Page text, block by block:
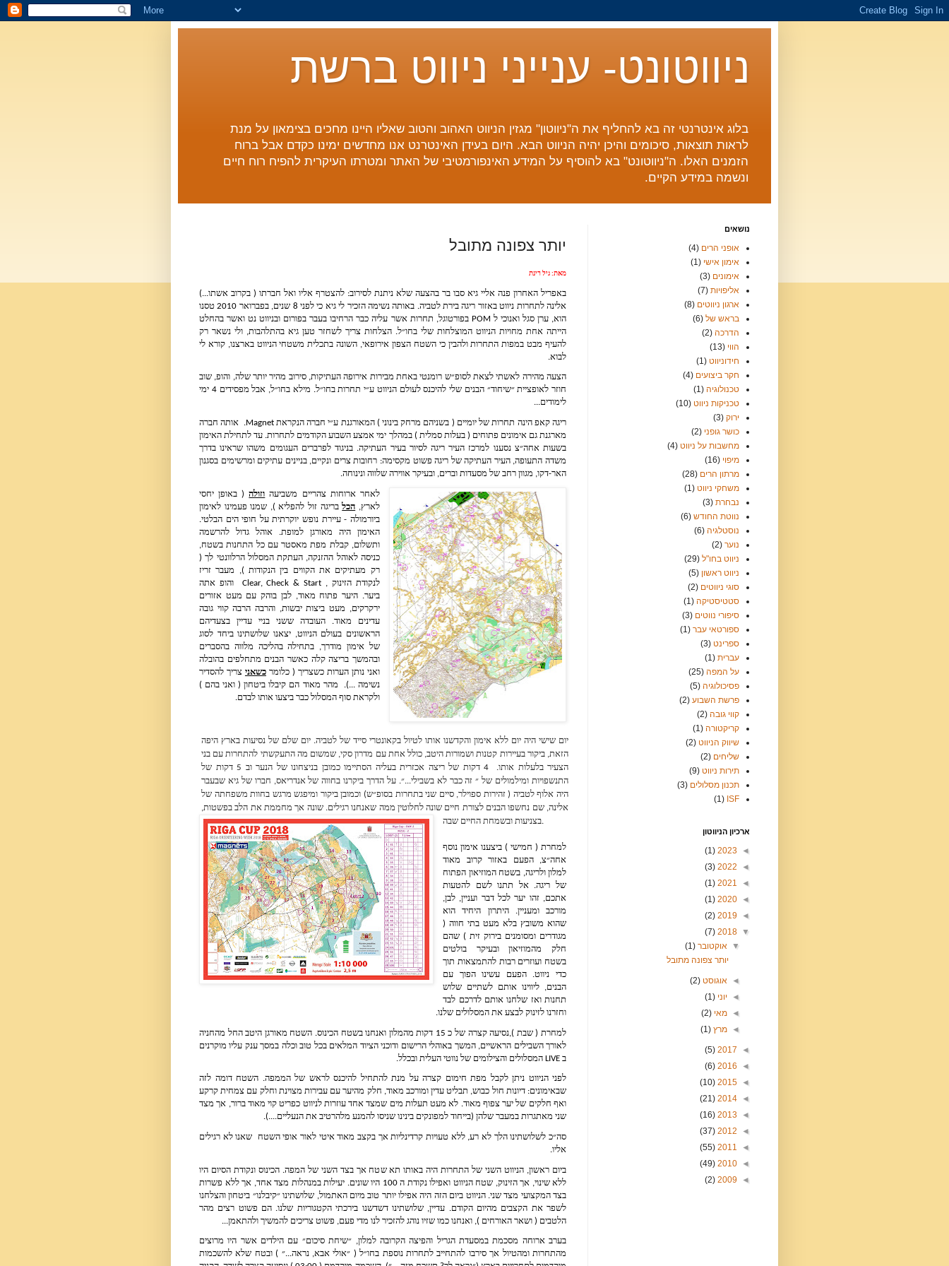
ניווטונט- ענייני ניווט ברשת
בלוג אינטרנטי זה בא להחליף את ה"ניווטון" מגזין הניווט האהוב והטוב שאליו היינו מחכים בצימאון על מנת
לראות תוצאות, סיכומים והיכן יהיה הניווט הבא. היום בעידן האינטרנט אנו מחדשים ימינו כקדם אבל ברוח
הזמנים האלו. ה"ניווטונט" בא להוסיף על המידע האינפורמטיבי של האתר ומטרתו העיקרית להפיח רוח חיים
ונשמה במידע הקיים.
יותר צפונה מתובל
מאת: גיל רינת
לבוא.
לימודים...
האר-דקו, מגוון רחב של מסעדות וברים, ובעיקר אווירה שלווה ונינוחה.
לאחר ארוחות צהריים משביעה וזולה
לארץ, הכל
ואני נותן הערות כשצריך ( כלומר כשאני
ולקראת סוף המסלול כבר ביצעו אותו לבדם.
בצניעות ובשמחת החיים שבה.
למחרת ( חמישי ) ביצענו אימון נוסף
אחה״צ, הפעם באזור קרוב מאוד
של ריגה. אל תתנו לשם להטעות
מורכב ומעניין. היתרון היחיד הוא
שהוא משובץ בלא מעט בתי חווה (
בשטח ועוזרים רבות להתמצאות תוך
הבנים, ליווינו אותם לשתיים שלוש
תחנות ואז שלחנו אותם לדרכם לבד
וחזרנו לזינוק לבצע את המסלולים שלנו.
ב LIVE המסלולים והצילומים של נווטי העלית ובכלל.
שני מאתגרות במעבר שלהן (בייחוד למפונקים בינינו שניסו להמנע מלהרטיב את הנעליים....).
אליו.
הלטבים ( ושאר האורחים ), ואנחנו כמו שזיו נוהג להזכיר לנו מדי פעם, פשוט צריכים להמשיך ולהתאמן...
נושאים
אופני הרים (4)
אימון אישי (1)
אימונים (3)
אליפויות (7)
ארגון ניווטים (8)
בראש של (6)
הדרכה (2)
הווי (13)
חידוניווט (1)
חקר ביצועים (4)
טכנולוגיה (1)
טכניקות ניווט (10)
ירוק (3)
כושר גופני (2)
מחשבות על ניווט (4)
מיפוי (16)
מרתון הרים (28)
משחקי ניווט (1)
נבחרת (3)
נווטת החודש (6)
נוסטלגיה (6)
נוער (2)
ניווט בחו"ל (29)
ניווט ראשון (5)
סוגי ניווטים (2)
סטטיסטיקה (1)
סיפורי נווטים (3)
ספורטאי עבר (1)
ספרינט (3)
עברית (1)
על המפה (25)
פסיכולוגיה (5)
פרשת השבוע (2)
קווי גובה (2)
קריקטורה (1)
שיווק הניווט (2)
שליחים (2)
תירות ניווט (9)
תכנון מסלולים (3)
ISF
(1)
ארכיון הניווטון
◄
2023
(1)
◄
2022
(3)
◄
2021
(1)
◄
2020
(1)
◄
2019
(2)
▼
2018
(7)
▼ אוקטובר(1)
יותר צפונה מתובל
◄ אוגוסט(2)
◄ יוני(1)
◄מאי(2)
◄מרץ(1)
◄
2017
(5)
◄
2016
(6)
◄
2015
(10)
◄
2014
(21)
◄
2013
(16)
◄
2012
(37)
◄
2011
(55)
◄
2010
(49)
◄
2009
(2)